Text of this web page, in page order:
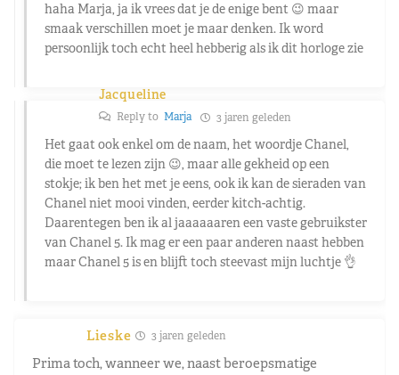
haha Marja, ja ik vrees dat je de enige bent 😉 maar
smaak verschillen moet je maar denken. Ik word
persoonlijk toch echt heel hebberig als ik dit horloge zie
Jacqueline
Reply to Marja 3 jaren geleden
Het gaat ook enkel om de naam, het woordje Chanel,
die moet te lezen zijn 😉, maar alle gekheid op een
stokje; ik ben het met je eens, ook ik kan de sieraden van
Chanel niet mooi vinden, eerder kitch-achtig.
Daarentegen ben ik al jaaaaaaren een vaste gebruikster
van Chanel 5. Ik mag er een paar anderen naast hebben
maar Chanel 5 is en blijft toch steevast mijn luchtje 👌
Lieske 3 jaren geleden
Prima toch, wanneer we, naast beroepsmatige